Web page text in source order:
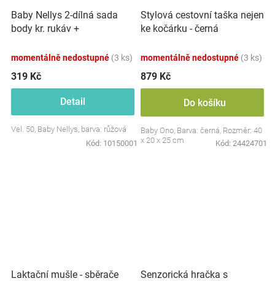
Baby Nellys 2-dílná sada
body kr. rukáv +
Little Star
momentálně nedostupné (3 ks)
319 Kč
Detail
Vel. 50, Baby Nellys, barva: růžová
Kód: 10150001
Stylová cestovní taška nejen
ke kočárku - černá
momentálně nedostupné (3 ks)
879 Kč
Do košíku
Baby Ono, Barva: černá, Rozměr: 40
x 20 x 25 cm
Kód: 24424701
Laktační mušle - sběrače
Senzorická hračka s